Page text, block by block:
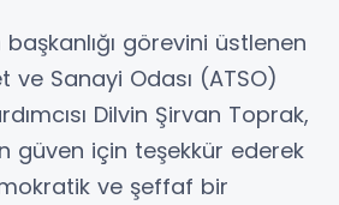
görevini üstlenen
ve Sanayi Odası (ATSO)
Dilvin Şirvan Toprak,
güven için teşekkür ederek
ve şeffaf bir